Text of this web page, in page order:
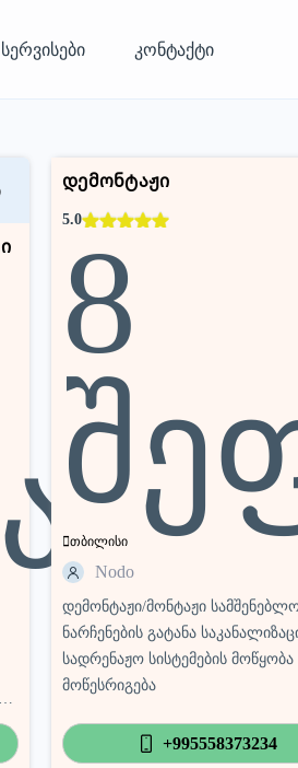
სერვისები კონტაქტი
SILVER
დემონტაჟი
5.0
8
+995558373234
თბილისი
Nodo
დემონტაჟი/მონტაჟი
ნარჩენების გატანა
სადრენაჟო სისტემების მოწყობა
მოწესრიგება